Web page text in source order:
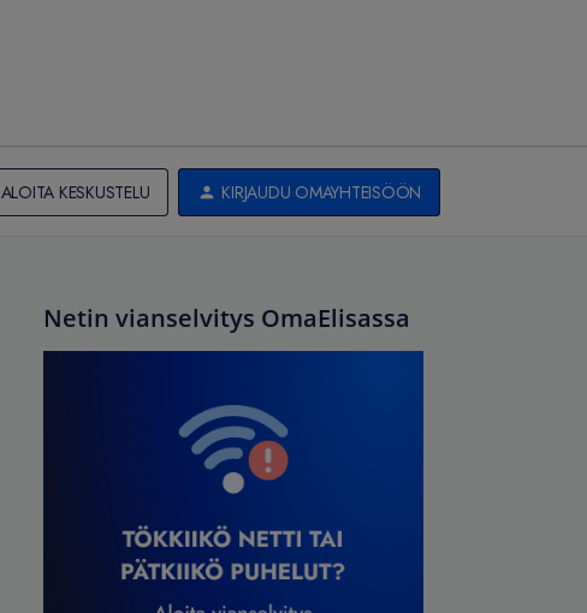
ALOITA KESKUSTELU KIRJAUDU OMAYHTEISÖÖN
Netin vianselvitys OmaElisassa